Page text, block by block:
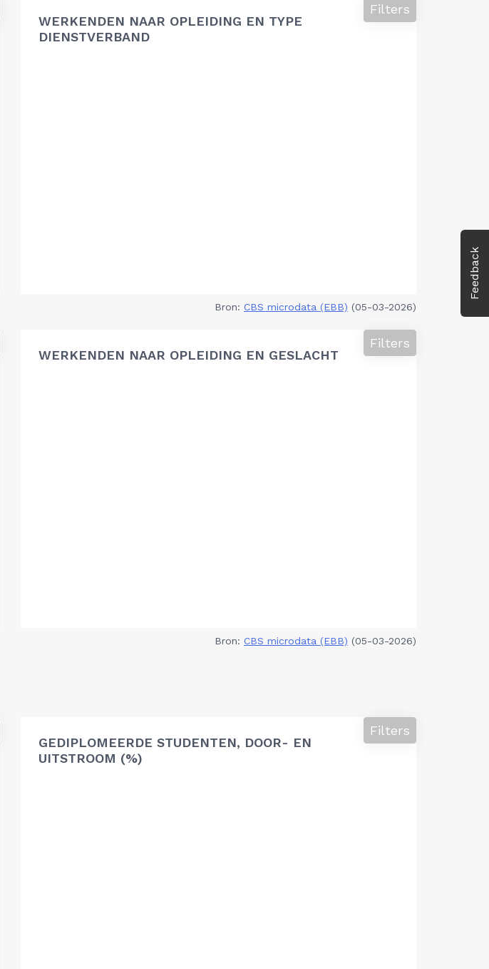
Feedback
WERKENDEN NAAR OPLEIDING EN TYPE
DIENSTVERBAND
Filters
Bron: CBS microdata (EBB) (05-03-2026)
WERKENDEN NAAR OPLEIDING EN GESLACHT
Filters
Bron: CBS microdata (EBB) (05-03-2026)
GEDIPLOMEERDE STUDENTEN, DOOR- EN
UITSTROOM (%)
Filters